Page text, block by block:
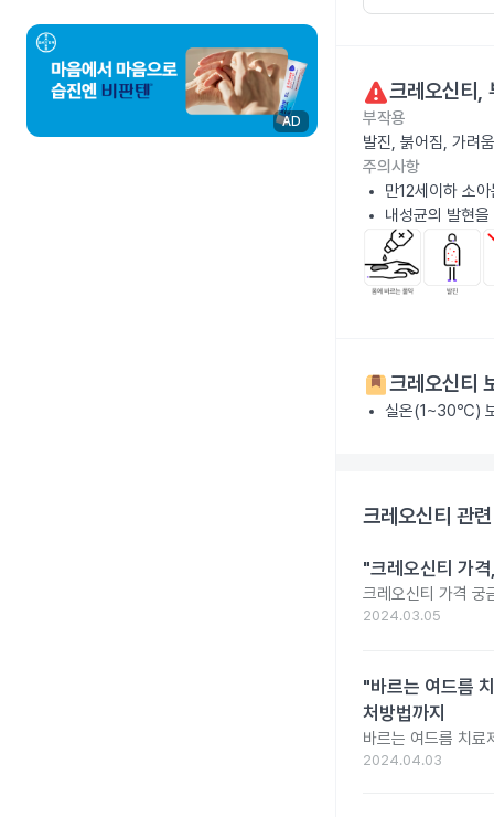
AD
크레오신티 ,
부작용
발진, 붉어짐, 가려
주의사항
만12세이하 소
내성균의 발현
크레오신티
실온(1~30℃)
크레오신티 관
"크레오신티 가
크레오신티 가격 궁
2024.03.05
"바르는 여드름
처방법까지
바르는 여드름 치료
2024.04.03